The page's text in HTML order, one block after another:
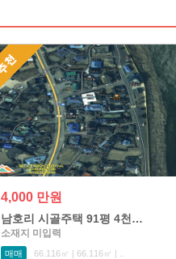
4,000 만원
남호리 시골주택 91평 4천…
소재지 미입력
매매 66.116㎡ | 66.116㎡ | ..